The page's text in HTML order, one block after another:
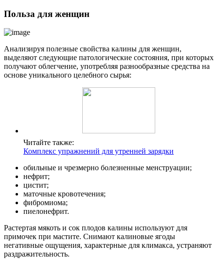
Польза для женщин
Анализируя полезные свойства калины для женщин,
выделяют следующие патологические состояния, при которых
получают облегчение, употребляя разнообразные средства на
основе уникального целебного сырья:
Читайте также:
Комплекс упражнений для утренней зарядки
обильные и чрезмерно болезненные менструации;
нефрит;
цистит;
маточные кровотечения;
фибромиома;
пиелонефрит.
Растертая мякоть и сок плодов калины используют для
примочек при мастите. Снимают калиновые ягоды
негативные ощущения, характерные для климакса, устраняют
раздражительность.